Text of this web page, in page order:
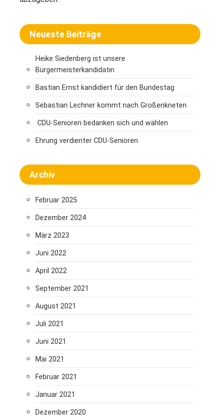
Neueste Beiträge
Heike Siedenberg ist unsere
Bürgermeisterkandidatin
Bastian Ernst kandidiert für den Bundestag
Sebastian Lechner kommt nach Großenkneten
CDU-Senioren bedanken sich und wählen
Ehrung verdienter CDU-Senioren
Archiv
Februar 2025
Dezember 2024
März 2023
Juni 2022
April 2022
September 2021
August 2021
Juli 2021
Juni 2021
Mai 2021
Februar 2021
Januar 2021
Dezember 2020